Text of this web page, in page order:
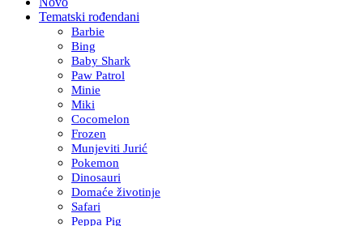
Tematski rođendani
Barbie
Bing
Baby Shark
Paw Patrol
Minie
Miki
Cocomelon
Frozen
Munjeviti Jurić
Pokemon
Dinosauri
Domaće životinje
Safari
Peppa Pig